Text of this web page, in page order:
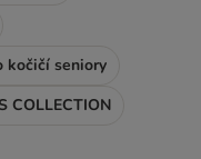
kočičí seniory
COLLECTION